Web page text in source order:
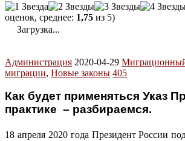
оценок, среднее: 1,75 из 5)
Загрузка...
Администрация 2020-04-29
миграции, Новые законы 405
Как будет применяться Указ
практике – разбираемся.
18 апреля 2020 года Президент России